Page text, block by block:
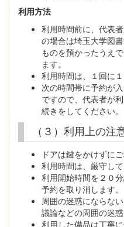
利用方法
利用時間前に、代表
の場合は埼玉大学図
ものを預かったうえ
ます。
利用時間は、１回に１
次の時間帯に予約が
ですので、代表者が
続きをしてください。
（３）利用上の注
ドアは鍵をかけずに
利用時間は、厳守して
利用開始時間を２０
予約を取り消します。
周囲の迷惑にならな
議論などの周囲の迷
利用した備品は丁寧